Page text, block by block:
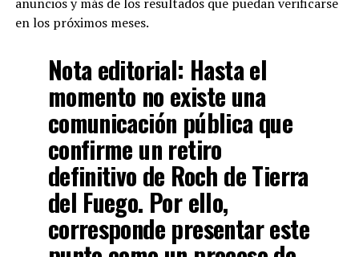
en los próximos meses.
Nota editorial: Hasta el
momento no existe una
comunicación pública que
confirme un retiro
definitivo de Roch de Tierra
del Fuego. Por ello,
corresponde presentar este